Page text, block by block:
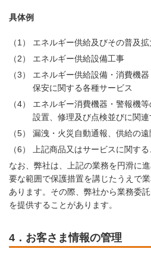
具体例
（1）
エネルギー供給及びその普及
（2）
エネルギー供給設備工事
（3）
エネルギー供給設備・消費機
保安に関する各種サービス
（4）
エネルギー消費機器・警報機等
設置、修理及び点検並びに関
（5）
漏洩・火災自動通報、供給の
（6）
上記商品又はサービスに関す
なお、弊社は、上記の業務を円滑に
要な範囲で保護措置を講じたうえで
あります。その際、弊社から業務委
を提供することがあります。
4．お客さま情報の管理